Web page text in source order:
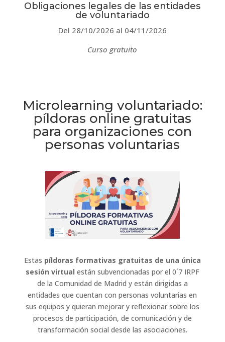
Obligaciones legales de las entidades
de voluntariado
Del 28/10/2026 al 04/11/2026
Curso gratuito
Microlearning voluntariado:
píldoras online gratuitas
para organizaciones con
personas voluntarias
Estas píldoras formativas gratuitas de una única
sesión virtual están subvencionadas por el 0´7 IRPF
de la Comunidad de Madrid y están dirigidas a
entidades que cuentan con personas voluntarias en
sus equipos y quieran mejorar y reflexionar sobre los
procesos de participación, de comunicación y de
transformación social desde las asociaciones.